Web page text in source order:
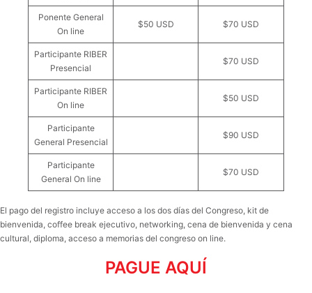
Ponente General
On line
$50 USD $70 USD
Participante RIBER
Presencial
$70 USD
Participante RIBER
On line
$50 USD
Participante
General Presencial
$90 USD
Participante
General On line
$70 USD
El pago del registro incluye acceso a los dos días del Congreso, kit de
bienvenida, coffee break ejecutivo, networking, cena de bienvenida y cena
cultural, diploma, acceso a memorias del congreso on line.
PAGUE AQUÍ